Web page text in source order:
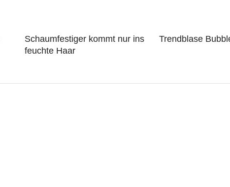
Schaumfestiger kommt nur ins
feuchte Haar
Trendblase